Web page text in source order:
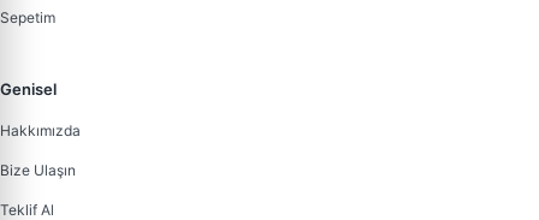
Sepetim
Genisel
Hakkımızda
Bize Ulaşın
Teklif Al